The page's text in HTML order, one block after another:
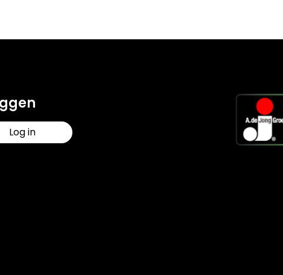
Log in